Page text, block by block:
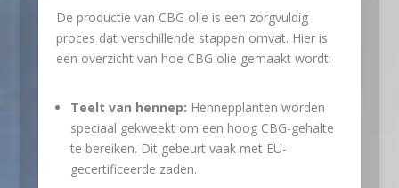
De productie van CBG olie is een zorgvuldig
proces dat verschillende stappen omvat. Hier is
een overzicht van hoe CBG olie gemaakt wordt:
Teelt van hennep: Hennepplanten worden
speciaal gekweekt om een hoog CBG-gehalte
te bereiken. Dit gebeurt vaak met EU-
gecertificeerde zaden.